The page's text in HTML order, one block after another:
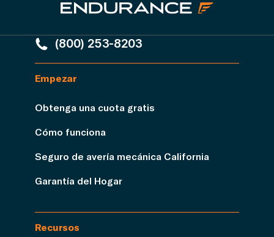
(800) 253-8203
Empezar
Obtenga una cuota gratis
Cómo funciona
Seguro de avería mecánica California
Garantía del Hogar
Recursos